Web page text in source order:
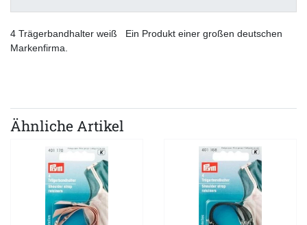
4 Trägerbandhalter weiß Ein Produkt einer großen deutschen
Markenfirma.
Ähnliche Artikel